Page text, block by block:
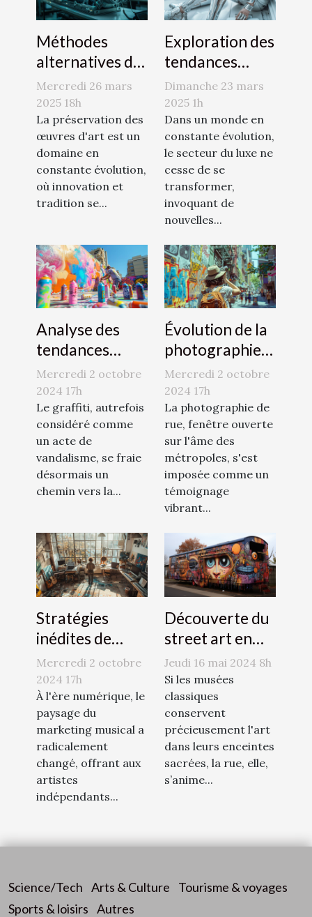
Méthodes
alternatives de
conservation
de l'art
décryptage des
techniques
innovantes
Mercredi 26 mars
2025 18h
La préservation des
œuvres d'art est un
domaine en
constante évolution,
où innovation et
tradition se...
Exploration des
tendances
émergentes
dans le monde
du luxe en 2023
Dimanche 23 mars
2025 1h
Dans un monde en
constante évolution,
le secteur du luxe ne
cesse de se
transformer,
invoquant de
nouvelles...
Analyse des
tendances
émergentes
dans l'art du
graffiti et son
acceptation
sociale
Mercredi 2 octobre
2024 17h
Le graffiti, autrefois
considéré comme
un acte de
vandalisme, se fraie
désormais un
chemin vers la...
Évolution de la
photographie
de rue et son
impact culturel
dans les
métropoles
mondiales
Mercredi 2 octobre
2024 17h
La photographie de
rue, fenêtre ouverte
sur l'âme des
métropoles, s'est
imposée comme un
témoignage
vibrant...
Stratégies
inédites de
marketing pour
les artistes
indépendants à
l'ère numérique
Mercredi 2 octobre
2024 17h
À l'ère numérique, le
paysage du
marketing musical a
radicalement
changé, offrant aux
artistes
indépendants...
Découverte du
street art en
banlieue
parisienne
Jeudi 16 mai 2024 8h
Si les musées
classiques
conservent
précieusement l'art
dans leurs enceintes
sacrées, la rue, elle,
s’anime...
Science/Tech Arts & Culture
Tourisme & voyages
Sports & loisirs Autres